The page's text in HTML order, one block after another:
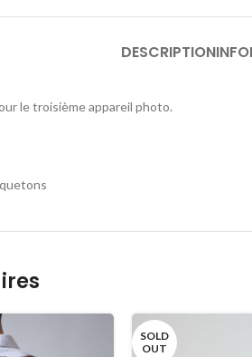
DESCRIPTION
le troisième appareil photo.
SOLD
OUT